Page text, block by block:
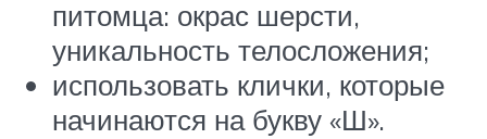
питомца: окрас шерсти,
уникальность телосложения;
использовать клички, которые
начинаются на букву «Ш».